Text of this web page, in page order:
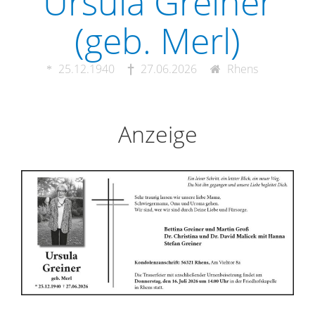
(geb. Merl)
25.12.1940 27.06.2026 Rhens
Anzeige